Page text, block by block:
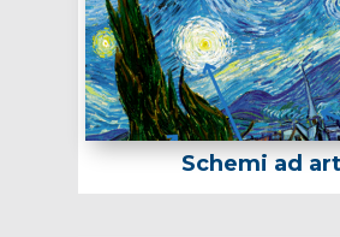
Schemi ad